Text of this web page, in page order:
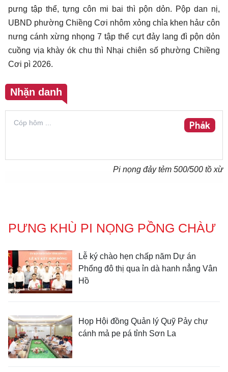
pưng tập thể, tựng côn mi bai thì pộn dỏn. Pộp dan nị,
UBND phường Chiềng Cơi nhôm xỏng chỉa khen hảư côn
nưng cánh xừng nhọng 7 tập thể cựt đảy lang đì pộn dỏn
cuồng vịa khày ók chu thì Nhại chiên số phường Chiềng
Cơi pì 2026.
Nhặn danh
Phák
Pi nọng đảy tẻm 500/500 tồ xừ
PƯNG KHÙ PI NỌNG PỒNG CHÀƯ
Lễ ký chào hẹn chấp năm Dự án
Phổng đô thị qua ỉn dà hanh nẳng Vân
Hồ
Họp Hội đồng Quản lý Quỹ Pảy chự
cánh mả pe pá tỉnh Sơn La